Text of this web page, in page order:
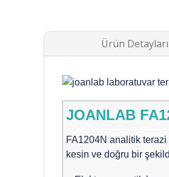
Ürün Detayları
JOANLAB
FA1204N analitik terazi
kesin ve doğru bir